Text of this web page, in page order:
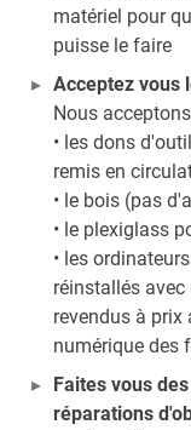
matériel pour
puisse le faire
Acceptez vous
Nous
• les dons
remis en
• le bois (pas
• le plexiglass
• les
réinstallés
revendus à
numérique des
Faites vous
réparations